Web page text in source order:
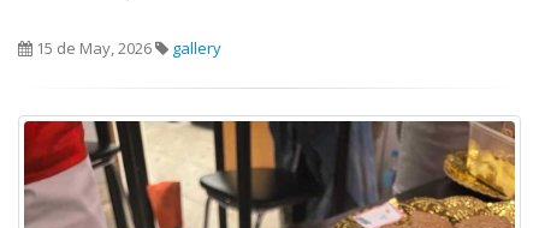
15 de May, 2026 gallery